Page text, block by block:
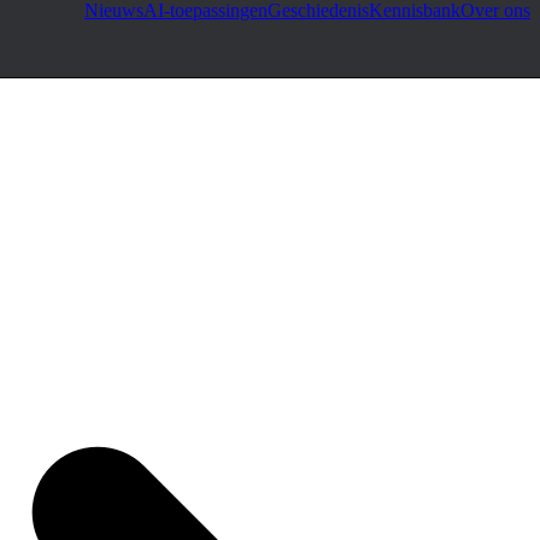
NieuwsAI-toepassingenGeschiedenisKennisbankOver ons